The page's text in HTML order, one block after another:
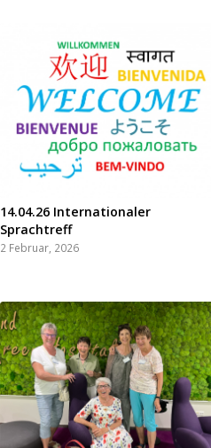
14.04.26 Internationaler
Sprachtreff
2 Februar, 2026